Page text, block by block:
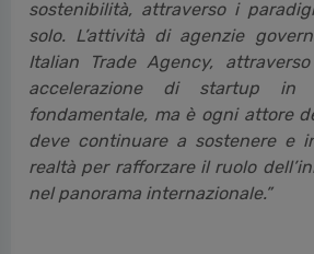
sostenibilità, attraverso i
solo. L’attività di agenzie
Italian Trade Agency,
accelerazione di startup in
fondamentale, ma è ogni attore
deve continuare a sostenere e
realtà per rafforzare il ruolo
nel panorama internazionale.”